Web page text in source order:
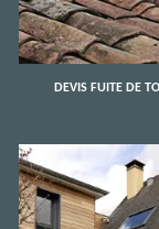
DEVIS FUITE DE